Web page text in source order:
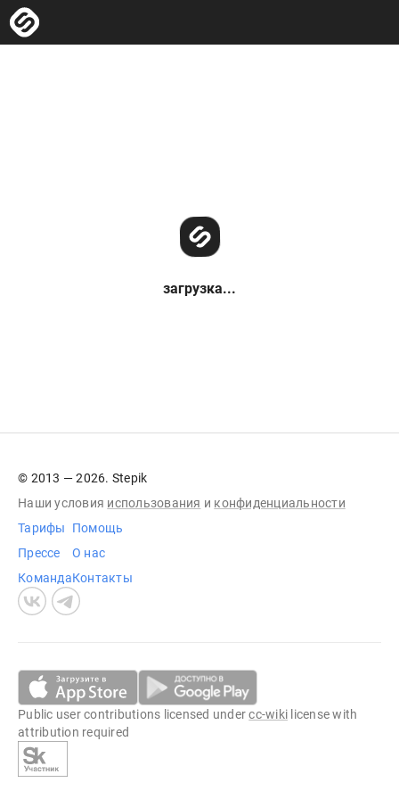
загрузка...
© 2013 — 2026. Stepik
Наши условия использования и конфиденциальности
Тарифы
Прессе
Команда
Помощь
О нас
Контакты
Public user contributions licensed undercc-wiki license with
attribution required